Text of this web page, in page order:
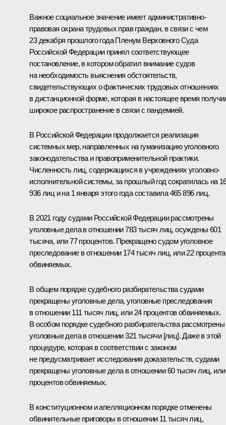
Важное социальное значение имеет административно-
правовая охрана трудовых прав граждан, в связи с чем
23 декабря прошлого года Пленум Верховного Суда
Российской Федерации принял соответствующее
постановление, в котором обратил внимание судов
на необходимость выяснения обстоятельств,
свидетельствующих о фактических трудовых отношениях
в дистанционной форме, которая в настоящее время
широкое распространение в связи с пандемией.
В Российской Федерации продолжается реализация
системных мер, направленных на гуманизацию уголовного
законодательства и правоприменительной практики.
Численность лиц, содержащихся в учреждениях уголовно-
исполнительной системы, за прошлый год сократилась на
936 лиц и на 1 января этого года составила 465 896 лиц.
В 2021 году судами Российской Федерации рассмотрены
уголовные дела в отношении 783 тысяч лиц, осуждены 601
тысяча, или 77 процентов. Прекращено судом уголовное
преследование в отношении 174 тысяч лиц, или 22 процента
обвиняемых.
В общем порядке судебного разбирательства судами
прекращены уголовные дела, уголовные преследования
в отношении 111 тысяч лиц, или 24 процентов обвиняемых.
В особом порядке судебного разбирательства рассмотрены
уголовные дела в отношении 321 тысячи [лиц]. Даже в этой
процедуре, которая в соответствии с законом
не предусматривает исследования доказательств, судами
прекращены уголовные дела в отношении 60 тысяч лиц,
процентов обвиняемых.
В конституционном и апелляционном порядке отменены
обвинительные приговоры в отношении 11 тысяч лиц,